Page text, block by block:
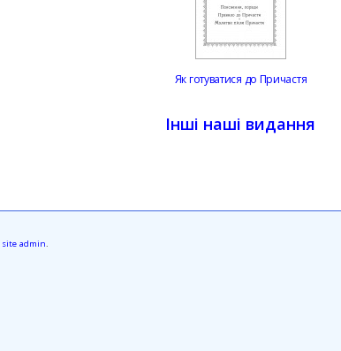
Як готуватися до Причастя
Інші наші видання
site admin.